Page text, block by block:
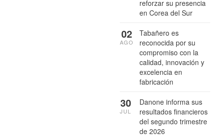
reforzar su presencia
en Corea del Sur
Tabañero es
reconocida por su
compromiso con la
calidad, innovación y
excelencia en
fabricación
02
AGO
Danone informa sus
resultados financieros
del segundo trimestre
de 2026
30
JUL